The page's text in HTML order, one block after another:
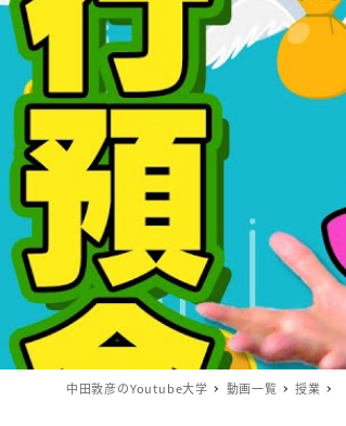
中田敦彦のYoutube大学 動画一覧 授業